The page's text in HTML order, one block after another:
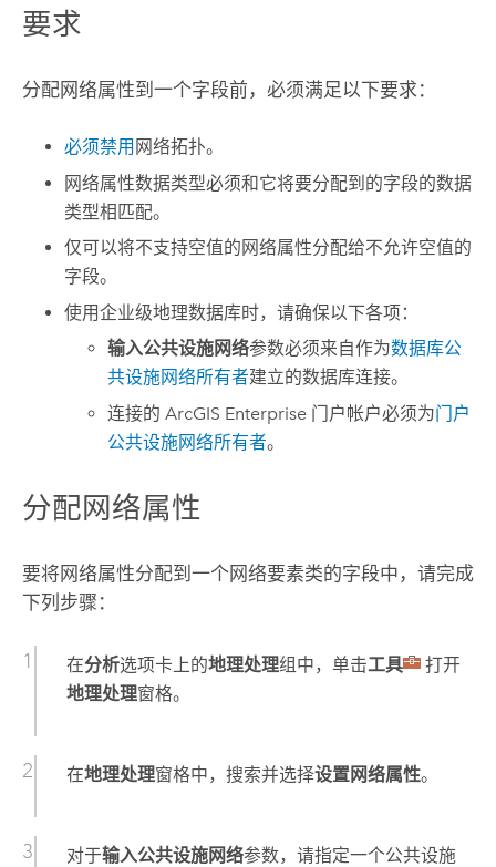
要求
分配网络属性到一个字段前，必须满足以下要求：
必须禁用 网络拓扑。
网络属性数据类型必须和它将要分配到的字段的数据
类型相匹配。
仅可以将不支持空值的网络属性分配给不允许空值的
字段。
使用企业级地理数据库时，请确保以下各项：
输入公共设施网络参数必须来自作为数据库公
共设施网络所有者建立的数据库连接。
连接的ArcGIS Enterprise 门户帐户必须为门户
公共设施网络所有者。
分配网络属性
要将网络属性分配到一个网络要素类的字段中，请完成
下列步骤：
在分析选项卡上的地理处理组中，单击工具
打开
地理处理窗格。
在地理处理窗格中，搜索并选择设置网络属性。
对于输入公共设施网络参数，请指定一个公共设施